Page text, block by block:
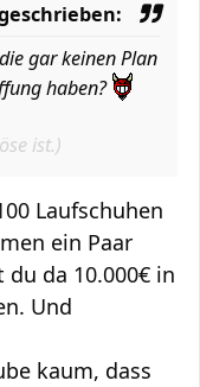
gar keinen Plan
haben?
ist.)
Laufschuhen
ein Paar
da 10.000€ in
Und
kaum, dass